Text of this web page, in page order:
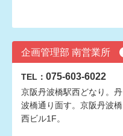
企画管理部 南営業所
TEL： 075-603-6022
京阪丹波橋駅西どなり。丹
波橋通り面す。京阪丹波橋
西ビル1F。